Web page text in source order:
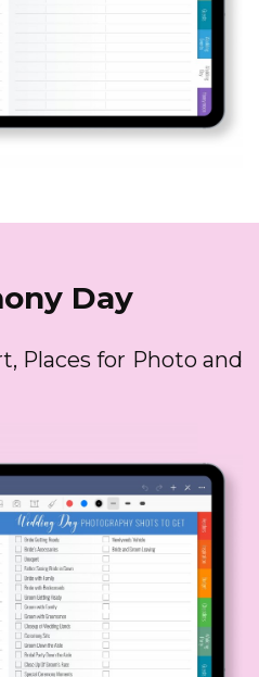
Day
Places for Photo and